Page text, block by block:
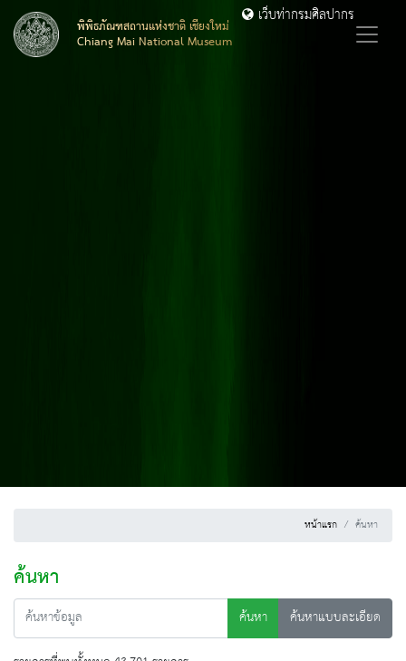
พิพิธภัณฑสถานแห่งชาติ เชียงใหม่
Chiang Mai National Museum
เว็บท่ากรมศิลปากร
หน้าแรก ค้นหา
ค้นหา
ค้นหา
ค้นหาแบบละเอียด